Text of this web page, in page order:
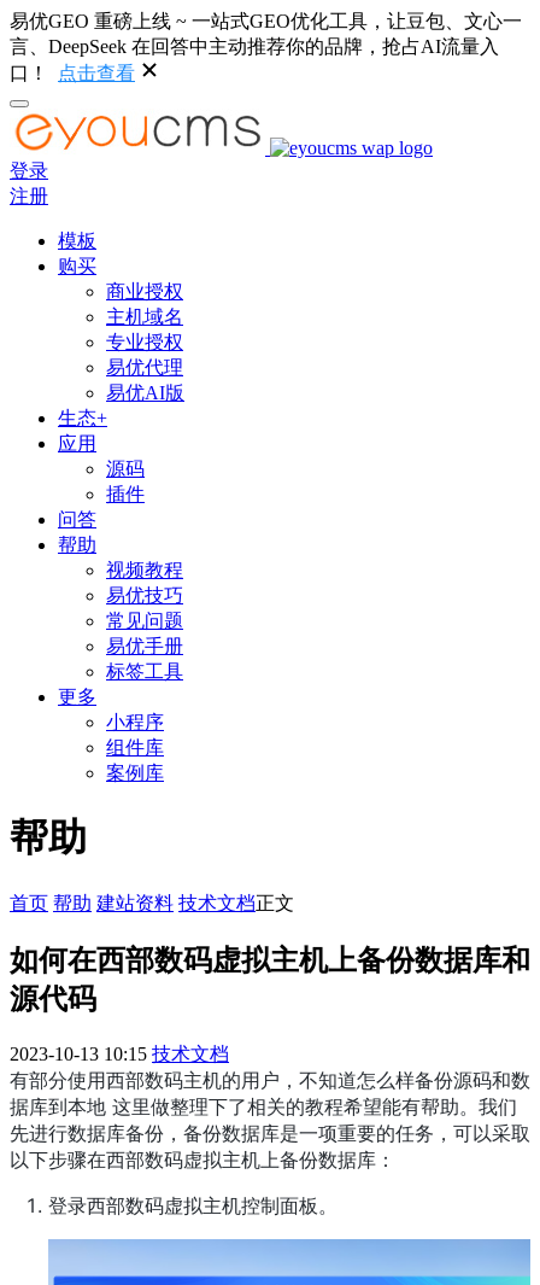
易优GEO 重磅上线 ~ 一站式GEO优化工具，让豆包、文心一
言、DeepSeek 在回答中主动推荐你的品牌，抢占AI流量入
口！
点击查看
登录
注册
模板
购买
商业授权
主机域名
专业授权
易优代理
易优AI版
生态+
应用
源码
插件
问答
帮助
视频教程
易优技巧
常见问题
易优手册
标签工具
更多
小程序
组件库
案例库
帮助
首页 帮助 建站资料 技术文档正文
如何在西部数码虚拟主机上备份数据库和
源代码
2023-10-13 10:15 技术文档
有部分使用西部数码主机的用户，不知道怎么样备份源码和数
据库到本地 这里做整理下了相关的教程希望能有帮助。我们
先进行数据库备份，备份数据库是一项重要的任务，可以采取
以下步骤在西部数码虚拟主机上备份数据库：
登录西部数码虚拟主机控制面板。